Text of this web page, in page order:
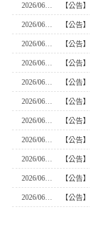
2026/06/22 【公告】
2026/06/22 【公告】
2026/06/16 【公告】
2026/06/16 【公告】
2026/06/15 【公告】
2026/06/15 【公告】
2026/06/15 【公告】
2026/06/10 【公告】
2026/06/08 【公告】
2026/06/08 【公告】
2026/06/03 【公告】